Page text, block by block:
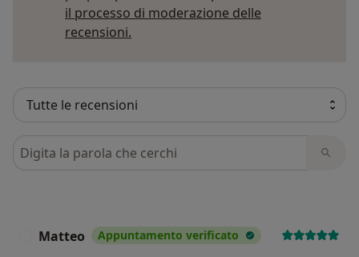
il processo di moderazione delle
recensioni.
Cerca nelle recensioni
Matteo Appuntamento verificato